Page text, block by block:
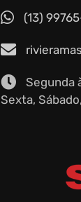
(13)
Segunda
Sexta,